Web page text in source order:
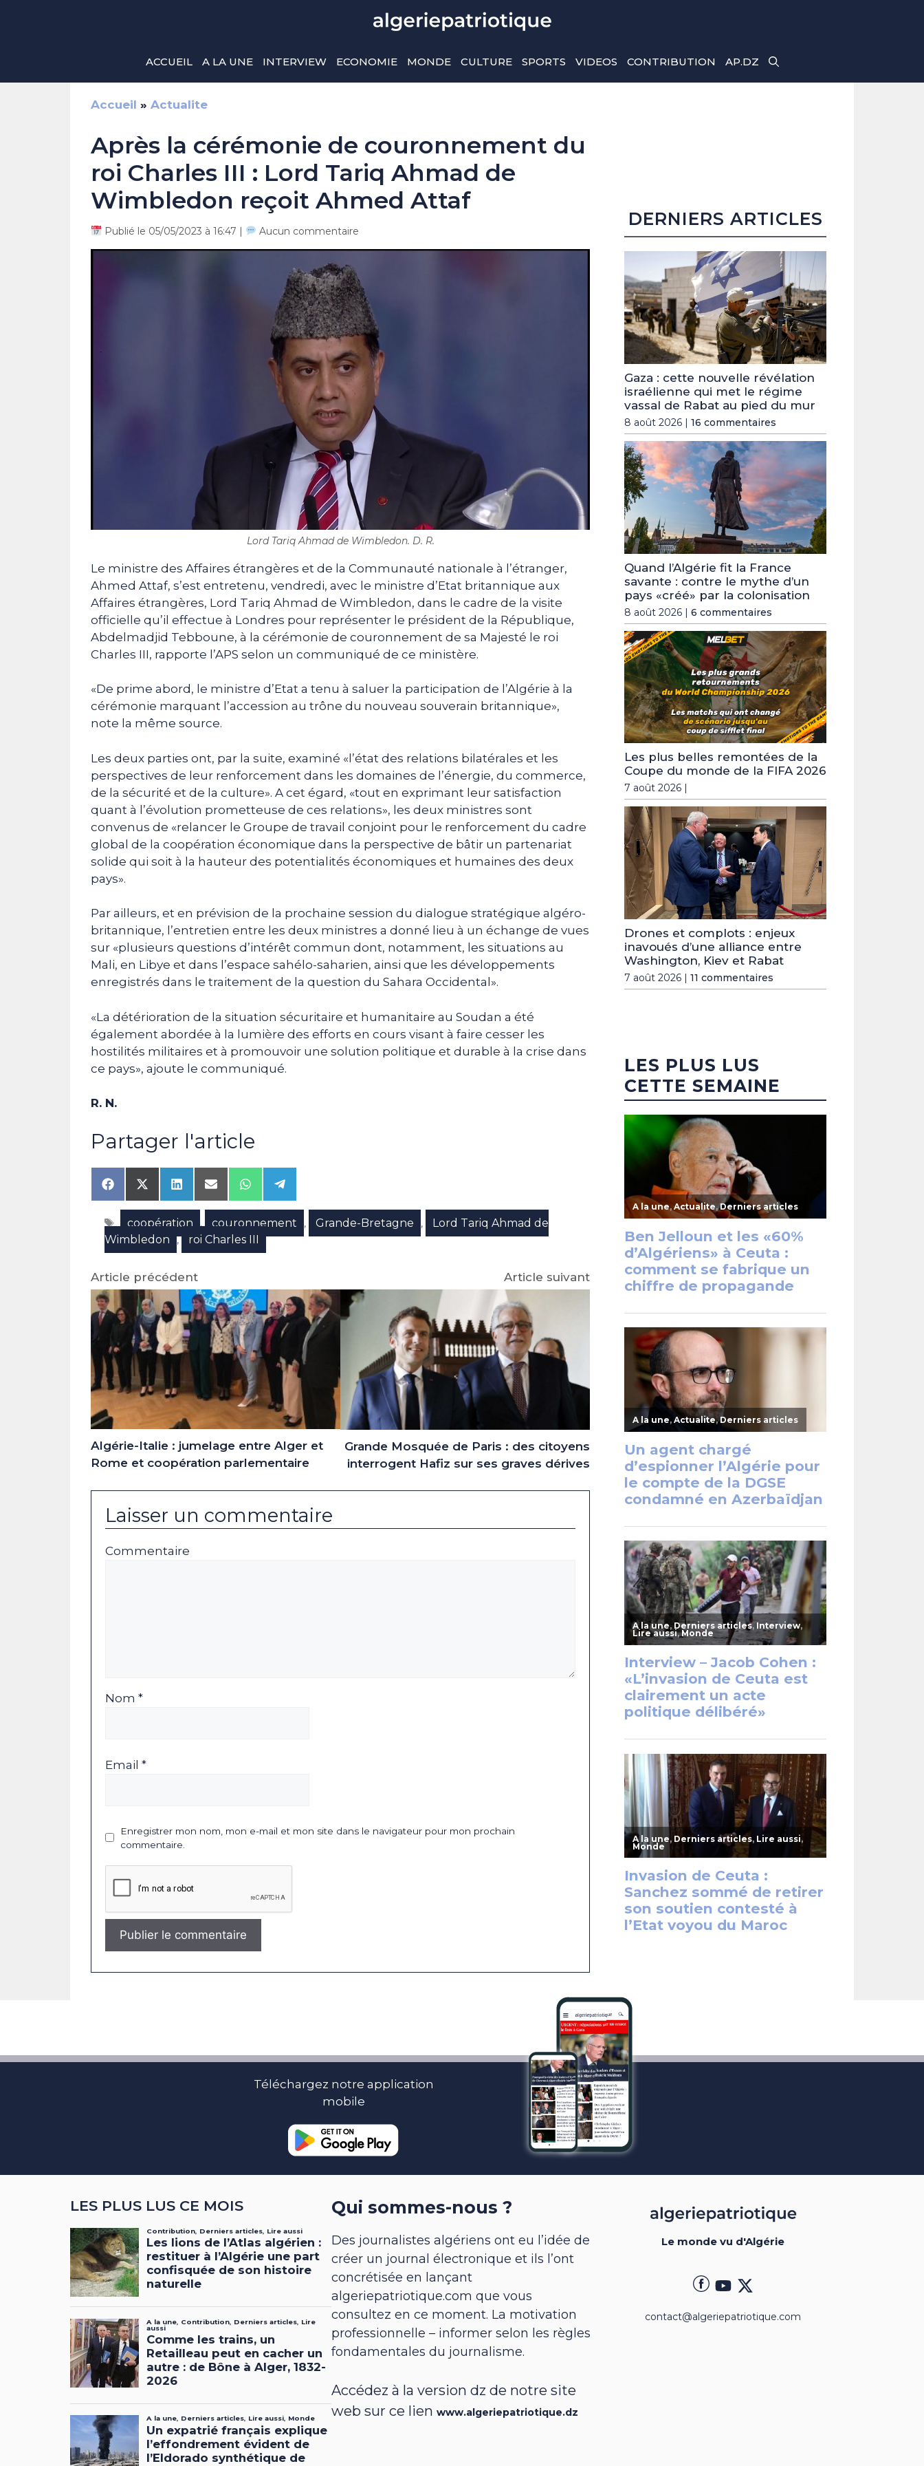
ACCUEIL A LA UNE INTERVIEW ECONOMIE MONDE CULTURE SPORTS VIDEOS CONTRIBUTION AP.DZ
Accueil » Actualite
Après la cérémonie de couronnement du
roi Charles III : Lord Tariq Ahmad de
Wimbledon reçoit Ahmed Attaf
Publié le 05/05/2023 à 16:47 | Aucun commentaire
Lord Tariq Ahmad de Wimbledon. D. R.
Le ministre des Affaires étrangères et de la Communauté nationale à l’étranger,
Ahmed Attaf, s’est entretenu, vendredi, avec le ministre d’Etat britannique aux
Affaires étrangères, Lord Tariq Ahmad de Wimbledon, dans le cadre de la visite
officielle qu’il effectue à Londres pour représenter le président de la République,
Abdelmadjid Tebboune, à la cérémonie de couronnement de sa Majesté le roi
Charles III, rapporte l’APS selon un communiqué de ce ministère.
«De prime abord, le ministre d’Etat a tenu à saluer la participation de l’Algérie à la
cérémonie marquant l’accession au trône du nouveau souverain britannique»,
note la même source.
Les deux parties ont, par la suite, examiné «l’état des relations bilatérales et les
perspectives de leur renforcement dans les domaines de l’énergie, du commerce,
de la sécurité et de la culture». A cet égard, «tout en exprimant leur satisfaction
quant à l’évolution prometteuse de ces relations», les deux ministres sont
convenus de «relancer le Groupe de travail conjoint pour le renforcement du cadre
global de la coopération économique dans la perspective de bâtir un partenariat
solide qui soit à la hauteur des potentialités économiques et humaines des deux
pays».
Par ailleurs, et en prévision de la prochaine session du dialogue stratégique algéro-
britannique, l’entretien entre les deux ministres a donné lieu à un échange de vues
sur «plusieurs questions d’intérêt commun dont, notamment, les situations au
Mali, en Libye et dans l’espace sahélo-saharien, ainsi que les développements
enregistrés dans le traitement de la question du Sahara Occidental».
«La détérioration de la situation sécuritaire et humanitaire au Soudan a été
également abordée à la lumière des efforts en cours visant à faire cesser les
hostilités militaires et à promouvoir une solution politique et durable à la crise dans
ce pays», ajoute le communiqué.
R. N.
Partager l'article
Share
on
Facebook
Share
on
X
(Twitter)
Share
on
LinkedIn
Share
on
Email
Share
on
WhatsApp
Share
on
Telegram
Étiquettes
coopération , couronnement , Grande-Bretagne ,
Lord Tariq Ahmad de
Wimbledon
, roi Charles III
Article précédent
Algérie-Italie : jumelage entre Alger et
Rome et coopération parlementaire
Article suivant
Grande Mosquée de Paris : des citoyens
interrogent Hafiz sur ses graves dérives
Laisser un commentaire
Commentaire
Nom *
Email *
Enregistrer mon nom, mon e-mail et mon site dans le navigateur pour mon prochain
commentaire.
DERNIERS ARTICLES
Gaza : cette nouvelle révélation
israélienne qui met le régime
vassal de Rabat au pied du mur
8 août 2026 | 16 commentaires
Quand l’Algérie fit la France
savante : contre le mythe d’un
pays «créé» par la colonisation
8 août 2026 | 6 commentaires
Les plus belles remontées de la
Coupe du monde de la FIFA 2026
7 août 2026 |
Drones et complots : enjeux
inavoués d’une alliance entre
Washington, Kiev et Rabat
7 août 2026 | 11 commentaires
LES PLUS LUS
CETTE SEMAINE
Téléchargez notre application
mobile
LES PLUS LUS CE MOIS Qui sommes-nous ?
Des journalistes algériens ont eu l’idée de
créer un journal électronique et ils l’ont
concrétisée en lançant
algeriepatriotique.com que vous
consultez en ce moment. La motivation
professionnelle – informer selon les règles
fondamentales du journalisme.
Accédez à la version dz de notre site
web sur ce lienwww.algeriepatriotique.dz
Le monde vu d'Algérie
contact@algeriepatriotique.com